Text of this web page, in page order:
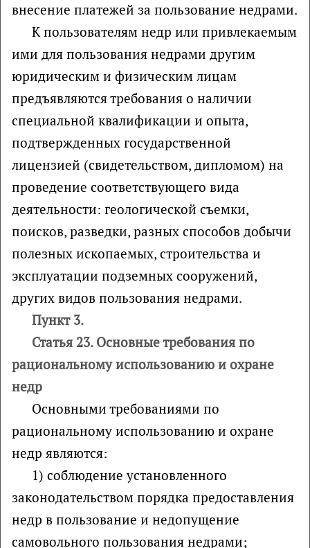
внесение платежей за пользование недрами.
К пользователям недр или привлекаемым
ими для пользования недрами другим
юридическим и физическим лицам
предъявляются требования о наличии
специальной квалификации и опыта,
подтвержденных государственной
лицензией (свидетельством, дипломом) на
проведение соответствующего вида
деятельности: геологической съемки,
поисков, разведки, разных способов добычи
полезных ископаемых, строительства и
эксплуатации подземных сооружений,
других видов пользования недрами.
Пункт 3.
Статья 23. Основные требования по
рациональному использованию и охране
недр
Основными требованиями по
рациональному использованию и охране
недр являются:
1) соблюдение установленного
законодательством порядка предоставления
недр в пользование и недопущение
самовольного пользования недрами;